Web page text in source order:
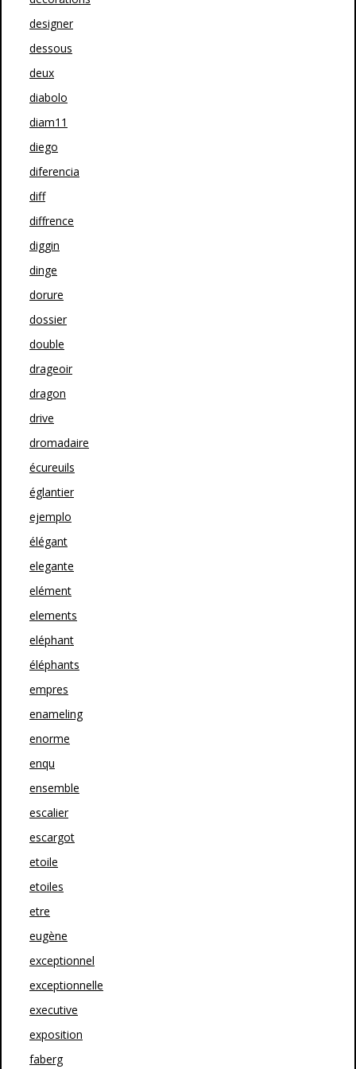
designer
dessous
deux
diabolo
diam11
diego
diferencia
diff
diffrence
diggin
dinge
dorure
dossier
double
drageoir
dragon
drive
dromadaire
écureuils
églantier
ejemplo
élégant
elegante
elément
elements
eléphant
éléphants
empres
enameling
enorme
enqu
ensemble
escalier
escargot
etoile
etoiles
etre
eugène
exceptionnel
exceptionnelle
executive
exposition
faberg